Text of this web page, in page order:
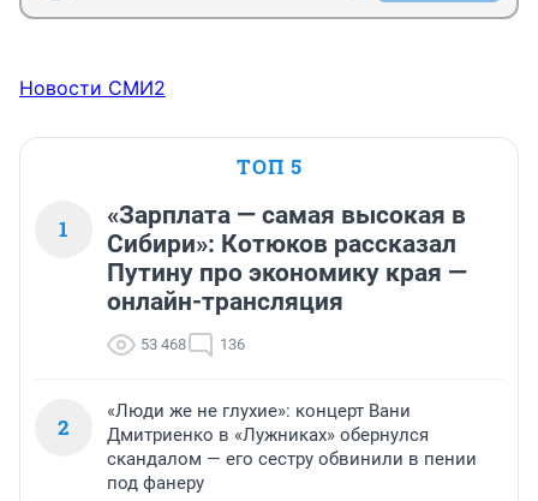
Новости СМИ2
ТОП 5
1
«Зарплата — самая высокая в
Сибири»: Котюков рассказал
Путину про экономику края —
онлайн-трансляция
53 468 136
2
«Люди же не глухие»: концерт Вани
Дмитриенко в «Лужниках» обернулся
скандалом — его сестру обвинили в пении
под фанеру